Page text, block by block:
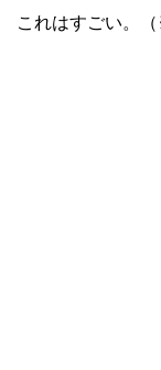
これはすごい。